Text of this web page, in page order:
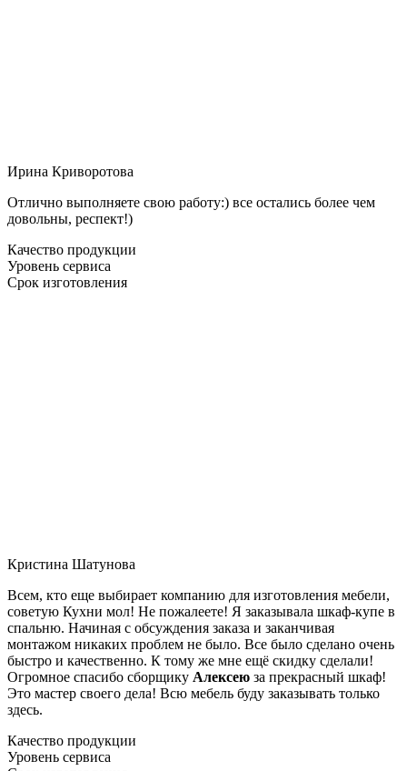
Ирина Криворотова
Отлично выполняете свою работу:) все остались более чем
довольны, респект!)
Качество продукции
Уровень сервиса
Срок изготовления
Кристина Шатунова
Всем, кто еще выбирает компанию для изготовления мебели,
советую Кухни мол! Не пожалеете! Я заказывала шкаф-купе в
спальню. Начиная с обсуждения заказа и заканчивая
монтажом никаких проблем не было. Все было сделано очень
быстро и качественно. К тому же мне ещё скидку сделали!
Огромное спасибо сборщику Алексею за прекрасный шкаф!
Это мастер своего дела! Всю мебель буду заказывать только
здесь.
Качество продукции
Уровень сервиса